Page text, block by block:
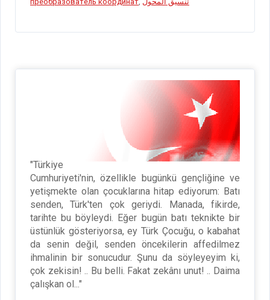
"Türkiye
Cumhuriyeti'nin, özellikle bugünkü gençliğine ve
yetişmekte olan çocuklarına hitap ediyorum: Batı
senden, Türk'ten çok geriydi. Manada, fikirde,
tarihte bu böyleydi. Eğer bugün batı teknikte bir
üstünlük gösteriyorsa, ey Türk Çocuğu, o kabahat
da senin değil, senden öncekilerin affedilmez
ihmalinin bir sonucudur. Şunu da söyleyeyim ki,
çok zekisin! .. Bu belli. Fakat zekânı unut! .. Daima
çalışkan ol..."